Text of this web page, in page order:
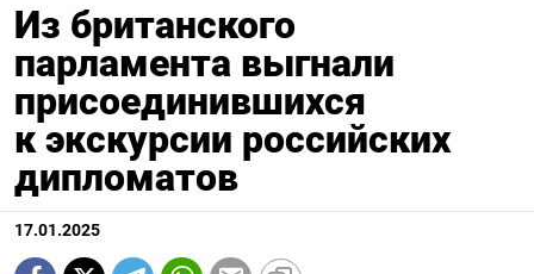
Из британского
парламента выгнали
присоединившихся
к экскурсии российских
дипломатов
17.01.2025